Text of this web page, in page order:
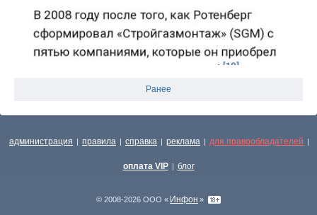
Ранее
администрация | правила | справка | реклама | для правообладателей |
оплата VIP | блог
© 2008-2026 ООО « Инфон »